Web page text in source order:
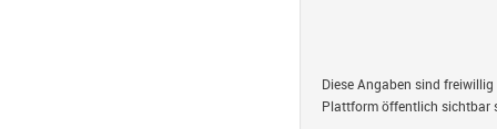
Diese Angaben sind
Plattform öffentlich sichtbar